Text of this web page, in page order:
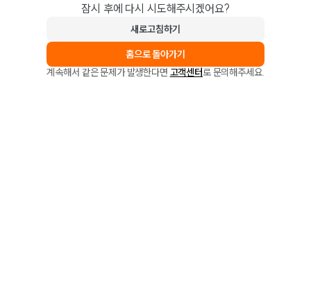
잠시 후에 다시 시도해주시겠어요?
새로고침하기
홈으로 돌아가기
계속해서 같은 문제가 발생한다면 고객센터로 문의해주세요.